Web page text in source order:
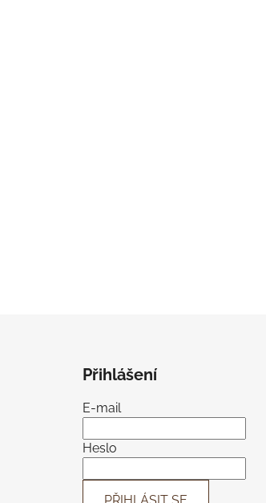
Přihlášení
E-mail
Heslo